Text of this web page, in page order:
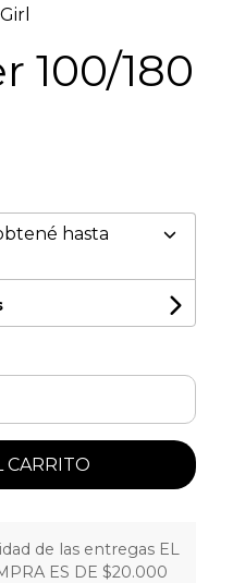
100/180
hasta
CARRITO
de las entregas EL
ES DE $20.000